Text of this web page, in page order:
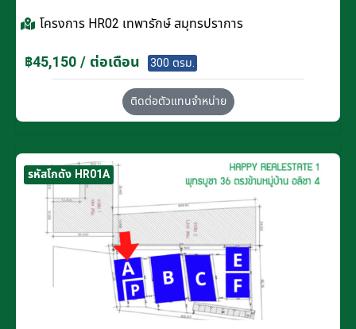
โครงการ HR02 เทพารักษ์ สมุทรปราการ
฿45,150 / ต่อเดือน 300 ตรม.
ติดต่อตัวแทนจำหน่าย
รหัสโกดัง HR01A